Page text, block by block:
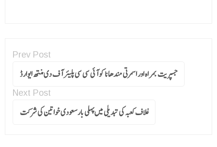
Prev Post
جسپریت بمراہ اور اسمرتی مندھانا کو آئی سی سی پلیئر آف دی منتھ ایوارڈ
Next Post
غلاف کعبہ کی تبدیلی میں پہلی بارسعودی خواتین کی شرکت